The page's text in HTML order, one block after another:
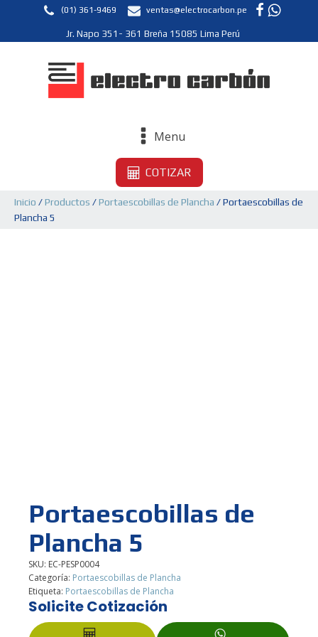
(01) 361-9469 ventas@electrocarbon.pe
Jr. Napo 351- 361 Breña 15085 Lima Perú
Menu
COTIZAR
Inicio /Productos /Portaescobillas de Plancha / Portaescobillas de
Plancha 5
Portaescobillas de
Plancha 5
SKU: EC-PESP0004
Categoría: Portaescobillas de Plancha
Etiqueta: Portaescobillas de Plancha
Solicite Cotización